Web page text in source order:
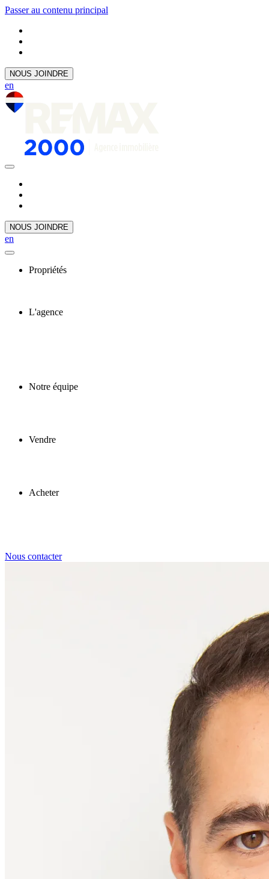
Passer au contenu principal
NOUS JOINDRE
en
NOUS JOINDRE
en
Propriétés
L'agence
Notre équipe
Vendre
Acheter
Nous contacter